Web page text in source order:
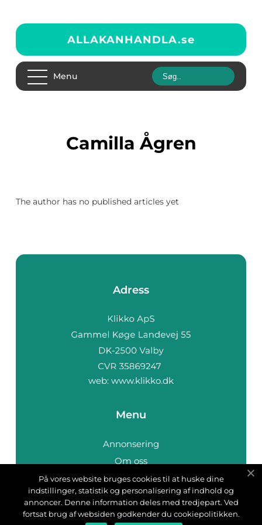
ALLAKANHANDLA.se
Menu
Camilla Ågren
The author has no published articles yet
Adress
web: www.klikko.dk
Menu
Annonsering
Om oss
Cookies
Kontakta oss
Sitemap
På vores website bruges cookies til at huske dine
indstillinger, statistik og personalisering af indhold og
annoncer. Denne information deles med tredjepart. Ved
fortsat brug af websiden godkender du cookiepolitikken.